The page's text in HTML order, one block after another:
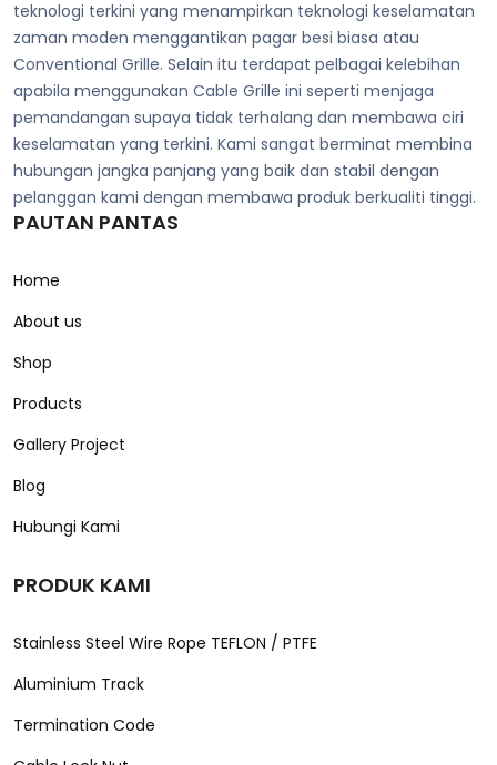
teknologi terkini yang menampirkan teknologi keselamatan
zaman moden menggantikan pagar besi biasa atau
Conventional Grille. Selain itu terdapat pelbagai kelebihan
apabila menggunakan Cable Grille ini seperti menjaga
pemandangan supaya tidak terhalang dan membawa ciri
keselamatan yang terkini. Kami sangat berminat membina
hubungan jangka panjang yang baik dan stabil dengan
pelanggan kami dengan membawa produk berkualiti tinggi.
PAUTAN PANTAS
Home
About us
Shop
Products
Gallery Project
Blog
Hubungi Kami
PRODUK KAMI
Stainless Steel Wire Rope TEFLON / PTFE
Aluminium Track
Termination Code